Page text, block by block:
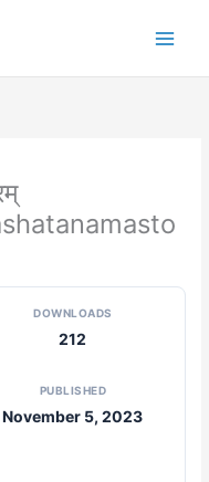
DOWNLOADS
212
PUBLISHED
November 5, 2023